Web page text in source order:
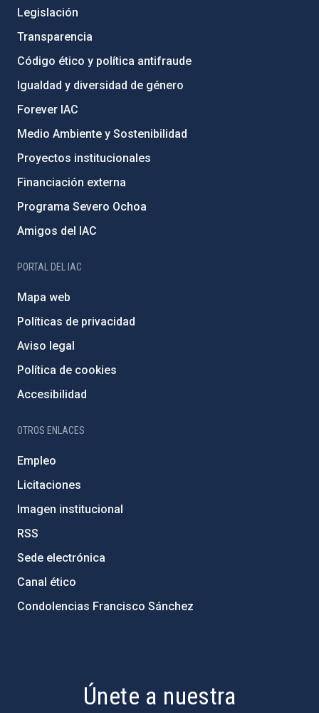
Legislación
Transparencia
Código ético y política antifraude
Igualdad y diversidad de género
Forever IAC
Medio Ambiente y Sostenibilidad
Proyectos institucionales
Financiación externa
Programa Severo Ochoa
Amigos del IAC
PORTAL DEL IAC
Mapa web
Políticas de privacidad
Aviso legal
Política de cookies
Accesibilidad
OTROS ENLACES
Empleo
Licitaciones
Imagen institucional
RSS
Sede electrónica
Canal ético
Condolencias Francisco Sánchez
Únete a nuestra